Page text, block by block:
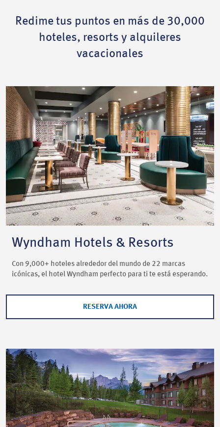
Redime tus puntos en más de 30,000
hoteles, resorts y alquileres
vacacionales
Wyndham Hotels & Resorts
Con 9,000+ hoteles alrededor del mundo de 22 marcas
icónicas, el hotel Wyndham perfecto para ti te está esperando.
RESERVA AHORA